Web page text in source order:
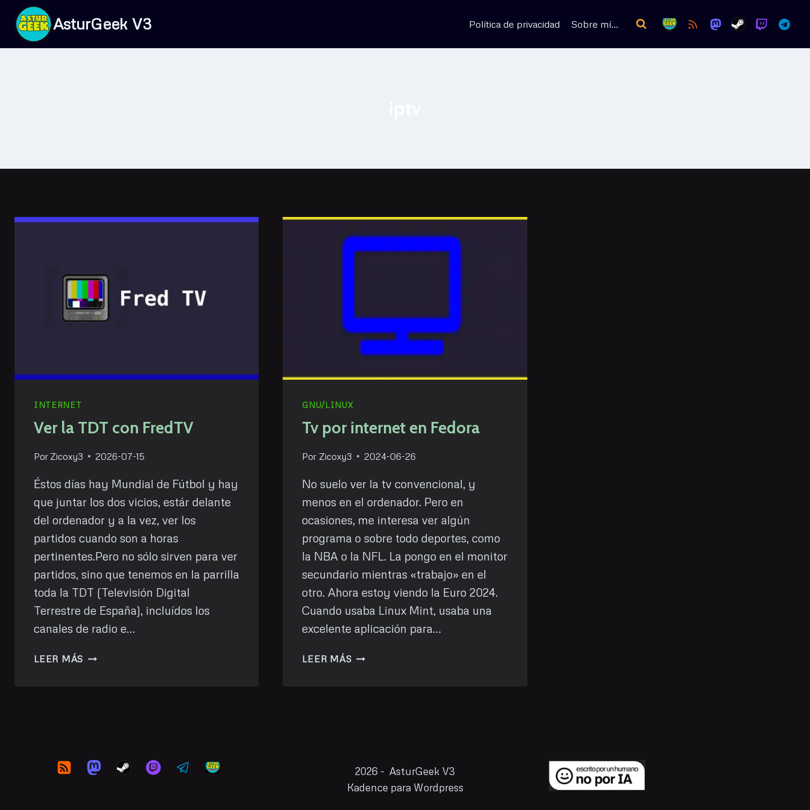
Saltar
contenido
AsturGeek V3 Política de privacidad Sobre mí…
INTERNET
Ver la TDT con FredTV
Por Zicoxy3 2026-07-15
Éstos días hay Mundial de Fútbol y hay
que juntar los dos vicios, estár delante
del ordenador y a la vez, ver los
partidos cuando son a horas
pertinentes.Pero no sólo sirven para ver
partidos, sino que tenemos en la parrilla
toda la TDT (Televisión Digital
Terrestre de España), incluídos los
canales de radio e…
LEER MÁS VER
GNU/LINUX
Tv por internet en Fedora
Por Zicoxy3 2024-06-26
No suelo ver la tv convencional, y
menos en el ordenador. Pero en
ocasiones, me interesa ver algún
programa o sobre todo deportes, como
la NBA o la NFL. La pongo en el monitor
secundario mientras «trabajo» en el
otro. Ahora estoy viendo la Euro 2024.
Cuando usaba Linux Mint, usaba una
excelente aplicación para…
LEER MÁSTV
2026 - AsturGeek V3
Kadence para Wordpress